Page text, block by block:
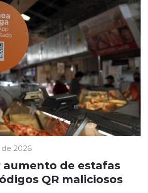
2026
de estafas
QR maliciosos